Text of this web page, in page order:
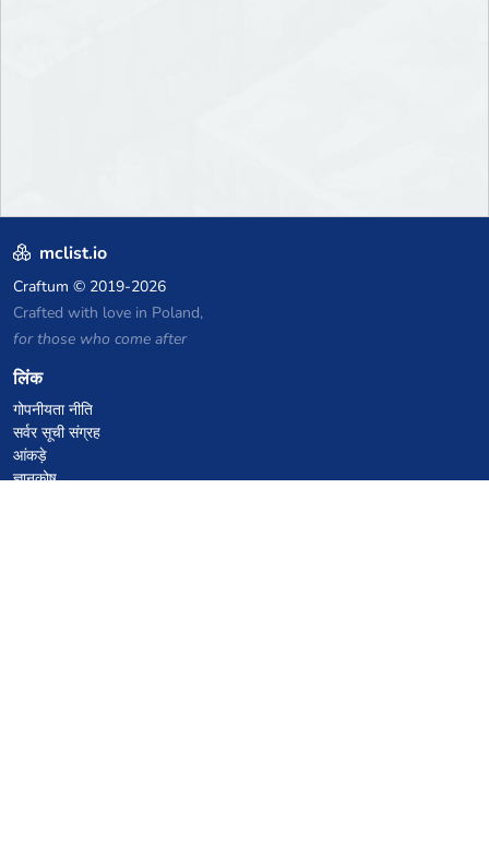
mclist.io
Craftum © 2019-2026
Crafted with love in Poland,
for those who come after
लिंक
गोपनीयता नीति
सर्वर सूची संग्रह
आंकड़े
ज्ञानकोष